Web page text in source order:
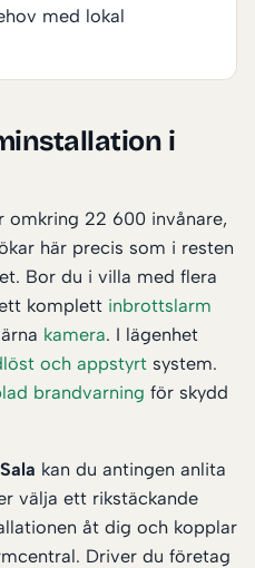
med lokal
i
omkring 22 600 invånare,
här precis som i resten
Bor du i villa med flera
komplett inbrottslarm
kamera. I lägenhet
och appstyrt system.
brandvarning för skydd
kan du antingen anlita
välja ett rikstäckande
åt dig och kopplar
Driver du företag